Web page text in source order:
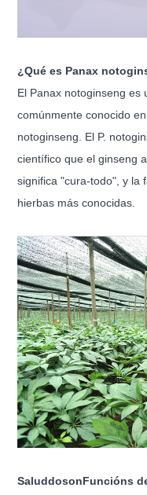
¿Qué es Panax
El Panax notoginseng es
comúnmente conocido
notoginseng. El P.
científico que el ginseng
significa "cura-todo", y la
hierbas más conocidas.
SaluddosonFuncións